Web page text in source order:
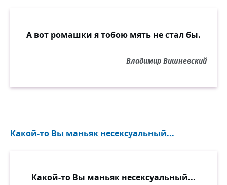
А вот ромашки я тобою мять не стал бы.
Владимир Вишневский
Какой-то Вы маньяк несексуальный...
Какой-то Вы маньяк несексуальный...